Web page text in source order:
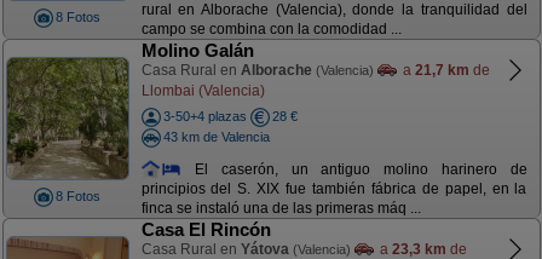
8 Fotos
rural en Alborache (Valencia), donde la tranquilidad del
campo se combina con la comodidad ...
8 Fotos
Molino Galán
Casa Rural en Alborache (Valencia) a 21,7 km de
Llombai (Valencia)
3-50+4 plazas
28 €
43 km de Valencia
El caserón, un antiguo molino harinero de
principios del S. XIX fue también fábrica de papel, en la
finca se instaló una de las primeras máq ...
Casa El Rincón
Casa Rural en Yátova (Valencia) a 23,3 km de